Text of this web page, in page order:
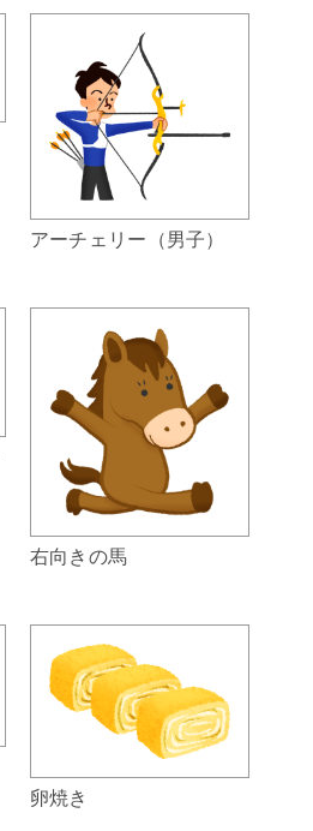
アーチェリー（男子）
右向きの馬
卵焼き